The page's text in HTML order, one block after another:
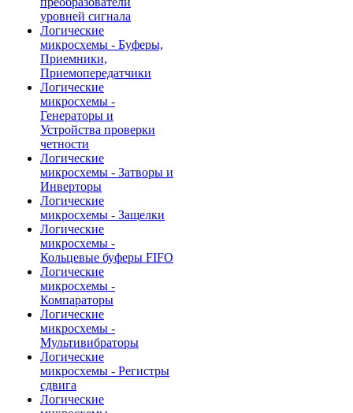
уровней сигнала
Логические
микросхемы - Буферы,
Приемники,
Приемопередатчики
Логические
микросхемы -
Генераторы и
Устройства проверки
четности
Логические
микросхемы - Затворы и
Инверторы
Логические
микросхемы - Защелки
Логические
микросхемы -
Кольцевые буферы FIFO
Логические
микросхемы -
Компараторы
Логические
микросхемы -
Мультивибраторы
Логические
микросхемы - Регистры
сдвига
Логические